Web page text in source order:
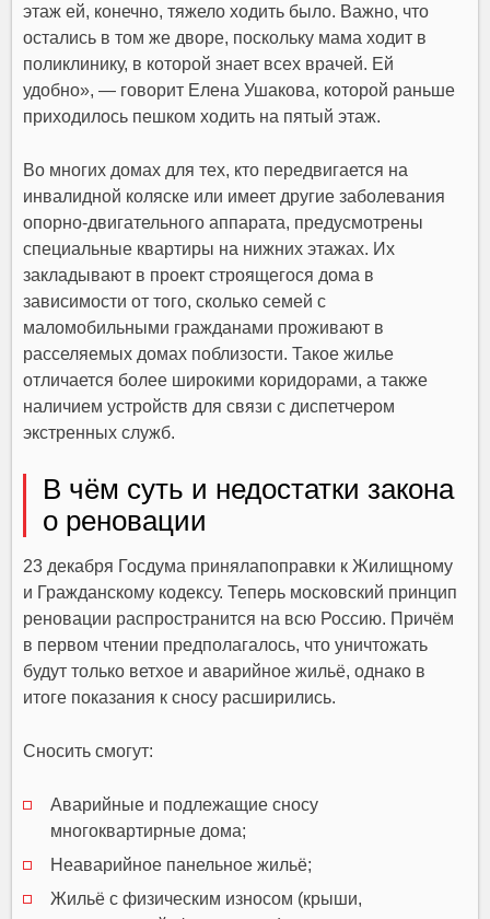
этаж ей, конечно, тяжело ходить было. Важно, что
остались в том же дворе, поскольку мама ходит в
поликлинику, в которой знает всех врачей. Ей
удобно», — говорит Елена Ушакова, которой раньше
приходилось пешком ходить на пятый этаж.
Во многих домах для тех, кто передвигается на
инвалидной коляске или имеет другие заболевания
опорно-двигательного аппарата, предусмотрены
специальные квартиры на нижних этажах. Их
закладывают в проект строящегося дома в
зависимости от того, сколько семей с
маломобильными гражданами проживают в
расселяемых домах поблизости. Такое жилье
отличается более широкими коридорами, а также
наличием устройств для связи с диспетчером
экстренных служб.
В чём суть и недостатки закона
о реновации
23 декабря Госдума принялапоправки к Жилищному
и Гражданскому кодексу. Теперь московский принцип
реновации распространится на всю Россию. Причём
в первом чтении предполагалось, что уничтожать
будут только ветхое и аварийное жильё, однако в
итоге показания к сносу расширились.
Сносить смогут:
Аварийные и подлежащие сносу
многоквартирные дома;
Неаварийное панельное жильё;
Жильё с физическим износом (крыши,